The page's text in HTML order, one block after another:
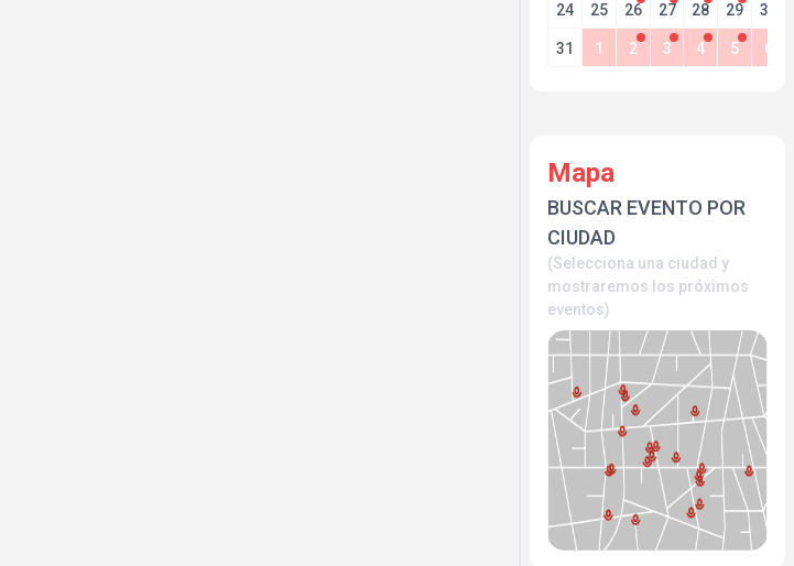
24 25 26 27 28 29 30
31 1 2 3 4 5 6
Mapa
BUSCAR EVENTO POR
CIUDAD
(Selecciona una ciudad y
mostraremos los próximos
eventos)